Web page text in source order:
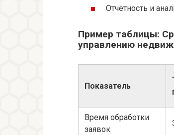
Отчётность и
Пример таблицы:
управлению
Показатель
Время обработки
заявок